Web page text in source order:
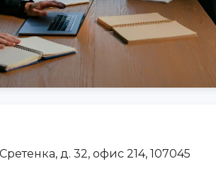
д. 32, офис 214, 107045